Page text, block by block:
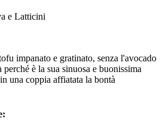
e Latticini
impanato e gratinato, senza l'avocado
è la sua sinuosa e buonissima
una coppia affiatata la bontà